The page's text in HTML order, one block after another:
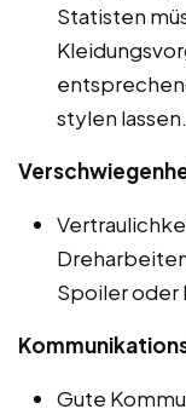
Statisten
stylen lassen.
Spoiler oder
Gute